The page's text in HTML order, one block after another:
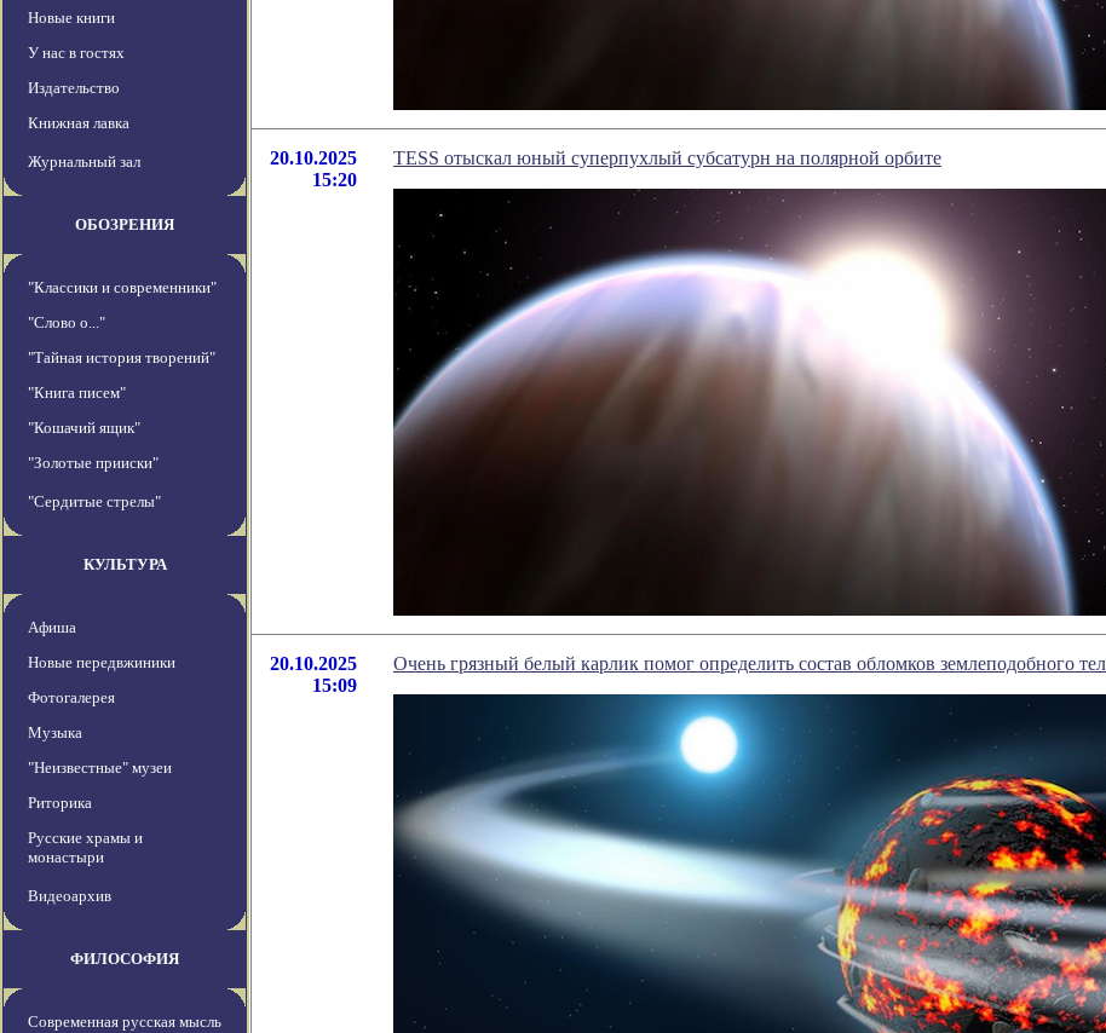
Новые книги
У нас в гостях
Издательство
Книжная лавка
Журнальный зал
ОБОЗРЕНИЯ
"Классики и современники"
"Слово о..."
"Тайная история творений"
"Книга писем"
"Кошачий ящик"
"Золотые прииски"
"Сердитые стрелы"
КУЛЬТУРА
Афиша
Новые передвжиники
Фотогалерея
Музыка
"Неизвестные" музеи
Риторика
Русские храмы и
монастыри
Видеоархив
ФИЛОСОФИЯ
Современная русская мысль
20.10.2025
15:20
TESS отыскал юный суперпухлый субсатурн на полярной орбите
20.10.2025
15:09
Очень грязный белый карлик помог определить состав обломков землеподобного